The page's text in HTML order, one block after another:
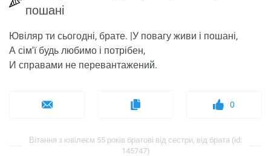
пошані
Ювіляр ти сьогодні, брате. |У повагу живи і пошані,
А сім'ї будь любимо і потрібен,
И справами не перевантажений.
0
Вітання з ювілеєм 55 років братові від сестри, від брата (id:
145747)